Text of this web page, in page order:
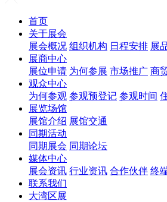
首页
关于展会
展会概况 组织机构 日程安排 展
展商中心
展位申请 为何参展 市场推广 商
观众中心
为何参观 参观预登记 参观时间
展览场馆
展馆介绍 展馆交通
同期活动
同期展会 同期论坛
媒体中心
展会资讯 行业资讯 合作伙伴 终
联系我们
大湾区展